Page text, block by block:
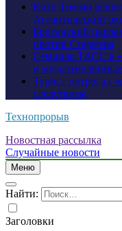
Кита Тимми
Атлантический
Британский
против Стармера
Семинар ТАСС в
и
Турист потрогал
следствием
Технопрорыв
Новостная рассылка
Случайные новости
Меню
Найти:
Заголовки